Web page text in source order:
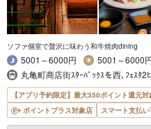
ソファ個室で贅沢に味わう和牛焼肉dining
5001～6000円
5001～6000
丸亀町商店街ｽﾀｰﾊﾞｯｸｽを西､ﾌｪｽﾀ2
【アプリ予約限定】最大350ポイント還元対
ポイントプラス対象店
スマート支払